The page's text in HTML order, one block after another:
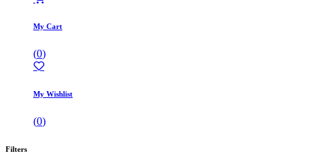
My Cart
(0)
My Wishlist
(0)
Filters